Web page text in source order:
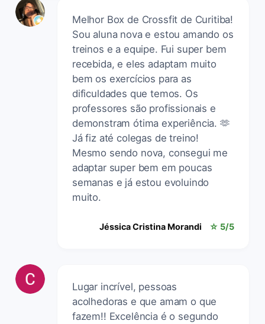
Melhor Box de Crossfit de Curitiba!
Sou aluna nova e estou amando os
treinos e a equipe. Fui super bem
recebida, e eles adaptam muito
bem os exercícios para as
dificuldades que temos. Os
professores são profissionais e
demonstram ótima experiência. 🫶
Já fiz até colegas de treino!
Mesmo sendo nova, consegui me
adaptar super bem em poucas
semanas e já estou evoluindo
muito.
Jéssica Cristina Morandi ☆ 5/5
Lugar incrível, pessoas
acolhedoras e que amam o que
fazem!! Excelência é o segundo